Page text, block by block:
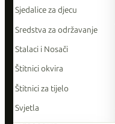
Sjedalice za djecu
Sredstva za održavanje
Stalaci i Nosači
Štitnici okvira
Štitnici za tijelo
Svjetla